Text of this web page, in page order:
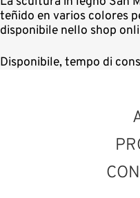
teñido en varios colores
disponibile nello shop
Disponibile, tempo di